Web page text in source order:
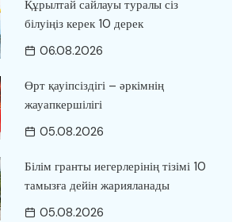
Құрылтай сайлауы туралы сіз
білуіңіз керек 10 дерек
06.08.2026
Өрт қауіпсіздігі – әркімнің
жауапкершілігі
05.08.2026
Білім гранты иегерлерінің тізімі 10
тамызға дейін жарияланады
05.08.2026